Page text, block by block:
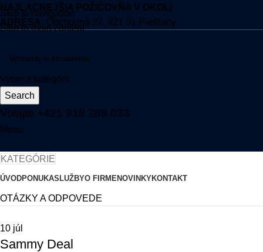
Skip to navigation
Skip to main content
NAJLACNEJŠIA POŽIČOVŇA V OKOLÍ
ADRESA:Obchodná 27, 921 01 Piešťany
Vyber z kategórii
Search
Volajte +421 918 288 033
Menu
KATEGÓRIE
ÚVODPONUKASLUŽBYO FIRMENOVINKYKONTAKT
OTÁZKY A ODPOVEDE
10 júl
Sammy Deal